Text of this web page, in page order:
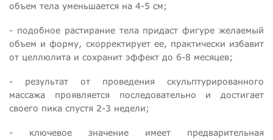
объем тела уменьшается на 4-5 см;
- подобное растирание тела придаст фигуре желаемый
объем и форму, скорректирует ее, практически избавит
от целлюлита и сохранит эффект до 6-8 месяцев;
- результат от проведения скульптурированного
массажа проявляется последовательно и достигает
своего пика спустя 2-3 недели;
- ключевое значение имеет предварительная